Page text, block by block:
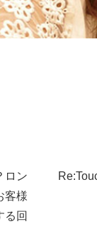
ロン
客様
る回